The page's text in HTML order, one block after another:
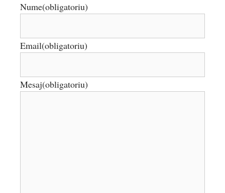
Nume(obligatoriu)
Email(obligatoriu)
Mesaj(obligatoriu)